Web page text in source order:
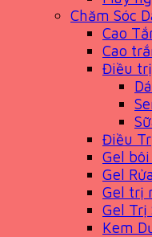
Chăm Sóc
Cao
Cao
Điều
Điều
Gel
Gel
Gel trị
Gel Trị
Kem